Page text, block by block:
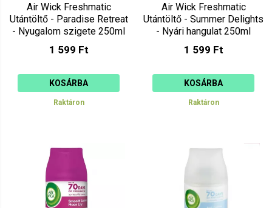
Air Wick Freshmatic
Utántöltő - Paradise Retreat
- Nyugalom szigete 250ml
1 599 Ft
KOSÁRBA
Raktáron
Air Wick Freshmatic
Utántöltő - Summer Delights
- Nyári hangulat 250ml
1 599 Ft
KOSÁRBA
Raktáron